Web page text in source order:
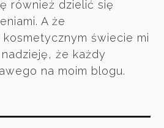
również dzielić się
A że
świecie mi
że każdy
na moim blogu.